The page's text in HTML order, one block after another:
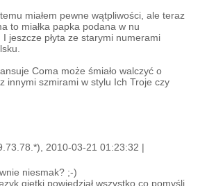
miałem pewne wątpliwości, ale teraz
to miałka papka podana w nu
jeszcze płyta ze starymi numerami
Coma może śmiało walczyć o
innymi szmirami w stylu Ich Troje czy
2010-03-21 01:23:32 |
niesmak? ;-)
giętki powiedział wszystko co pomyśli